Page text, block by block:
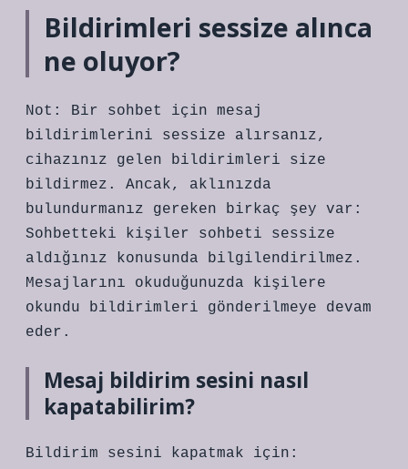
Bildirimleri sessize alınca
ne oluyor?
Not: Bir sohbet için mesaj
bildirimlerini sessize alırsanız,
cihazınız gelen bildirimleri size
bildirmez. Ancak, aklınızda
bulundurmanız gereken birkaç şey var:
Sohbetteki kişiler sohbeti sessize
aldığınız konusunda bilgilendirilmez.
Mesajlarını okuduğunuzda kişilere
okundu bildirimleri gönderilmeye devam
eder.
Mesaj bildirim sesini nasıl
kapatabilirim?
Bildirim sesini kapatmak için: